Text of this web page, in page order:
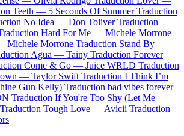
Teeth — 5 Seconds Of Summer Traduction
No Idea — Don Toliver Traduction
Hard For Me — Michele Morrone
Michele Morrone Traduction Stand By —
Agua — Tainy Traduction Forever
Come & Go — Juice WRLD Traduction
— Taylor Swift Traduction I Think I’m
Gun Kelly) Traduction bad vibes forever
Traduction If You're Too Shy (Let Me
Traduction Tough Love — Avicii Traduction